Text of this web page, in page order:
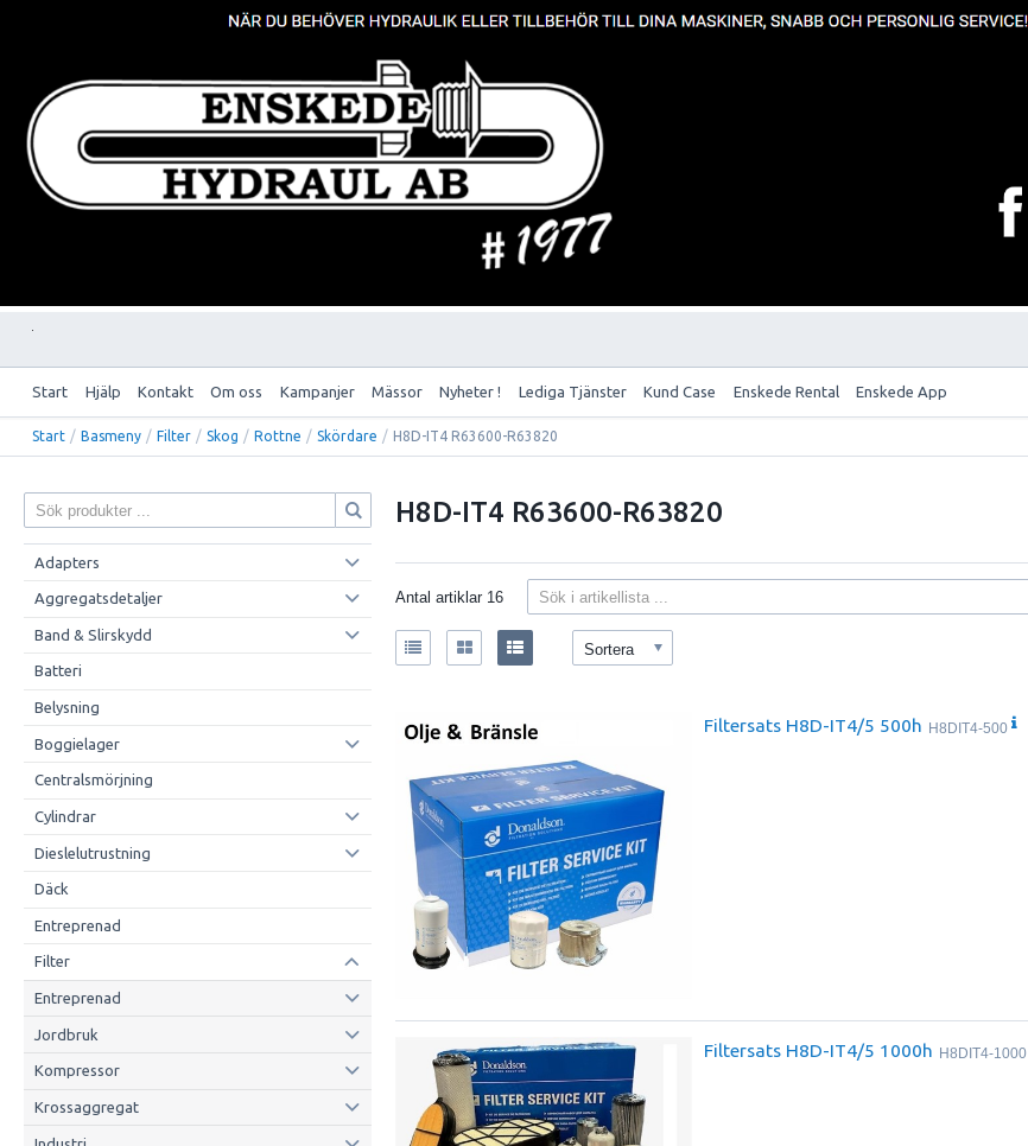
Start Hjälp Kontakt Om oss Kampanjer Mässor Nyheter ! Lediga Tjänster Kund Case Enskede Rental Enskede App
Start / Basmeny / Filter / Skog / Rottne / Skördare / H8D-IT4 R63600-R63820
Adapters
Aggregatsdetaljer
Band & Slirskydd
Batteri
Belysning
Boggielager
Centralsmörjning
Cylindrar
Dieslelutrustning
Däck
Entreprenad
Filter
Entreprenad
Jordbruk
Kompressor
Krossaggregat
H8D-IT4 R63600-R63820
Antal artiklar 16
Sortera
Filtersats H8D-IT4/5 500h H8DIT4-500
Filtersats H8D-IT4/5 1000h H8DIT4-1000